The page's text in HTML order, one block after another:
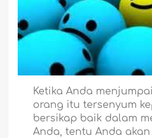
Ketika Anda
orang itu tersenyum
bersikap baik dalam
Anda, tentu Anda